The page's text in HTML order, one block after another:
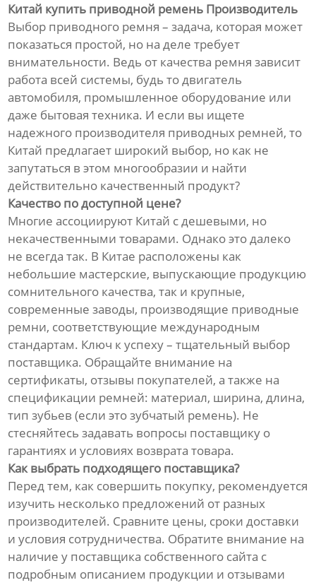
Китай купить приводной ремень Производитель
Выбор приводного ремня – задача, которая может
показаться простой, но на деле требует
внимательности. Ведь от качества ремня зависит
работа всей системы, будь то двигатель
автомобиля, промышленное оборудование или
даже бытовая техника. И если вы ищете
надежного производителя приводных ремней, то
Китай предлагает широкий выбор, но как не
запутаться в этом многообразии и найти
действительно качественный продукт?
Качество по доступной цене?
Многие ассоциируют Китай с дешевыми, но
некачественными товарами. Однако это далеко
не всегда так. В Китае расположены как
небольшие мастерские, выпускающие продукцию
сомнительного качества, так и крупные,
современные заводы, производящие приводные
ремни, соответствующие международным
стандартам. Ключ к успеху – тщательный выбор
поставщика. Обращайте внимание на
сертификаты, отзывы покупателей, а также на
спецификации ремней: материал, ширина, длина,
тип зубьев (если это зубчатый ремень). Не
стесняйтесь задавать вопросы поставщику о
гарантиях и условиях возврата товара.
Как выбрать подходящего поставщика?
Перед тем, как совершить покупку, рекомендуется
изучить несколько предложений от разных
производителей. Сравните цены, сроки доставки
и условия сотрудничества. Обратите внимание на
наличие у поставщика собственного сайта с
подробным описанием продукции и отзывами